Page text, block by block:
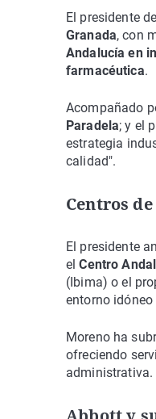
El presidente
Granada, con
Andalucía en
farmacéutica.
Acompañado
Paradela; y el
estrategia
calidad".
Centros
El presidente
elCentro
(Ibima) o el
entorno
Moreno ha
ofreciendo
administrativa.